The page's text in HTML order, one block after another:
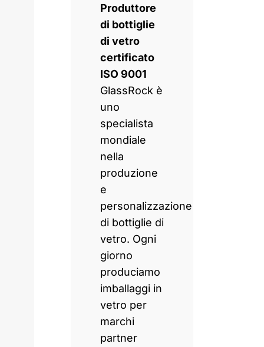
Produttore
di bottiglie
di vetro
certificato
ISO 9001
GlassRock è
uno
specialista
mondiale
nella
produzione
e
personalizzazione
di bottiglie di
vetro. Ogni
giorno
produciamo
imballaggi in
vetro per
marchi
partner